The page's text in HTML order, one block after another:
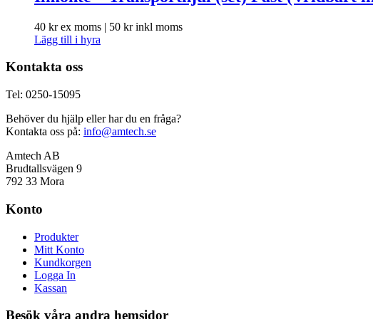
40 krex moms | 50 krinkl moms
Lägg till i hyra
Kontakta oss
Tel: 0250-15095
Behöver du hjälp eller har du en fråga?
Kontakta oss på: info@amtech.se
Amtech AB
Brudtallsvägen 9
792 33 Mora
Konto
Produkter
Mitt Konto
Kundkorgen
Logga In
Kassan
Besök våra andra hemsidor